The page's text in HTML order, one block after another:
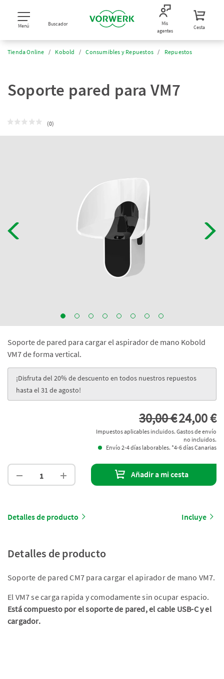
Menú Buscador
Mis
agentes
Cesta
Tienda Online Kobold Consumibles y Repuestos Repuestos
Soporte pared para VM7
(0)
Soporte de pared para cargar el aspirador de mano Kobold
VM7 de forma vertical.
¡Disfruta del 20% de descuento en todos nuestros repuestos
hasta el 31 de agosto!
30,00 €24,00 €
Impuestos aplicables incluidos. Gastos de envío
no incluidos.
Envío 2-4 días laborables. *4-6 días Canarias
Añadir a mi cesta
Detalles de producto Incluye
Detalles de producto
Soporte de pared CM7 para cargar el apirador de mano VM7.
El VM7 se carga rapida y comodamente sin ocupar espacio.
Está compuesto por el soporte de pared, el cable USB-C y el
cargador.